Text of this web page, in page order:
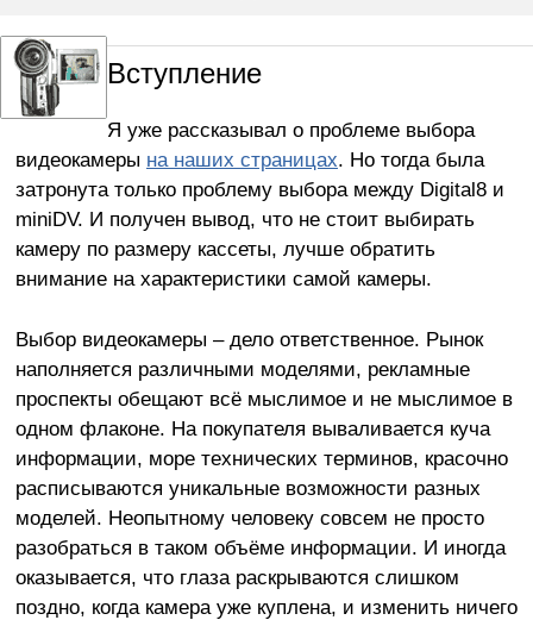
Вступление
Я уже рассказывал о проблеме выбора
видеокамеры на наших страницах. Но тогда была
затронута только проблему выбора между Digital8 и
miniDV. И получен вывод, что не стоит выбирать
камеру по размеру кассеты, лучше обратить
внимание на характеристики самой камеры.
Выбор видеокамеры – дело ответственное. Рынок
наполняется различными моделями, рекламные
проспекты обещают всё мыслимое и не мыслимое в
одном флаконе. На покупателя вываливается куча
информации, море технических терминов, красочно
расписываются уникальные возможности разных
моделей. Неопытному человеку совсем не просто
разобраться в таком объёме информации. И иногда
оказывается, что глаза раскрываются слишком
поздно, когда камера уже куплена, и изменить ничего